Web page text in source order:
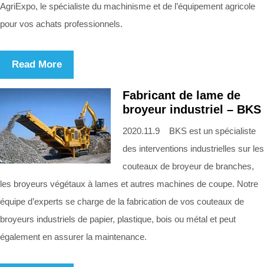
AgriExpo, le spécialiste du machinisme et de l’équipement agricole
pour vos achats professionnels.
Read More
Fabricant de lame de
broyeur industriel – BKS
2020.11.9 BKS est un spécialiste
des interventions industrielles sur les
couteaux de broyeur de branches,
les broyeurs végétaux à lames et autres machines de coupe. Notre
équipe d’experts se charge de la fabrication de vos couteaux de
broyeurs industriels de papier, plastique, bois ou métal et peut
également en assurer la maintenance.